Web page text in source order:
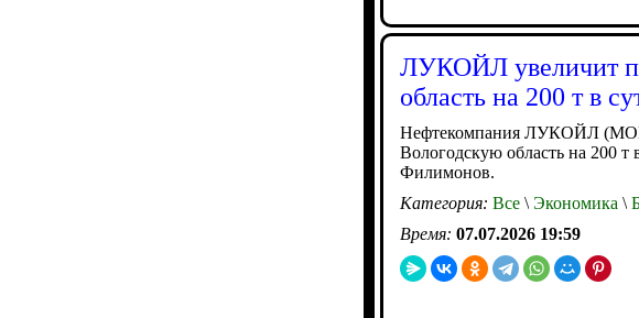
ЛУКОЙЛ увеличит
область на 200 т в
Нефтекомпания ЛУКОЙЛ
Вологодскую область на 200 т
Филимонов.
Категория: Все \ Экономика \
Время: 07.07.2026 19:59